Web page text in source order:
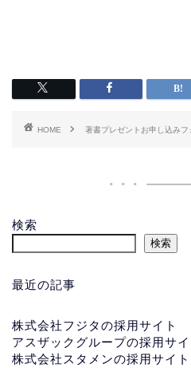
HOME 著書プレゼントお申し込みフ
検索
検索
最近の記事
株式会社フジタの採用サイト
アスザックグループの採用サイ
株式会社スタメンの採用サイト